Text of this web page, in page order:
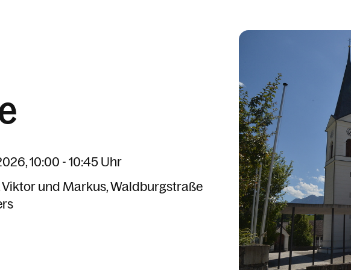
10:00 - 10:45 Uhr
Viktor und Markus Waldburgstraße